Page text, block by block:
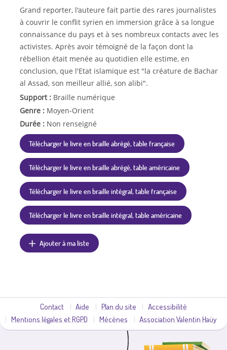
Grand reporter, l'auteure fait partie des rares journalistes
à couvrir le conflit syrien en immersion grâce à sa longue
connaissance du pays et à ses nombreux contacts avec les
activistes. Après avoir témoigné de la façon dont la
rébellion était menée au quotidien elle estime, en
conclusion, que l'Etat islamique est "la créature de Bachar
al Assad, son meilleur allié, son alibi".
Support : Braille numérique
Genre : Moyen-Orient
Durée : Non renseigné
Télécharger le livre en braille abrégé, table française
Télécharger le livre en braille abrégé, table américaine
Télécharger le livre en braille intégral, table française
Télécharger le livre en braille intégral, table américaine
Ajouter à ma liste
Contact Aide Plan du site
Accessibilité
Mentions légales et RGPD
Mécènes Association Valentin Haüy